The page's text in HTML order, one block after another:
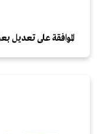
الموافقة على تعديل